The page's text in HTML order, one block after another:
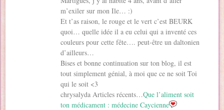
m’exiler sur mon Ile… :)
Et t’as raison, le rouge et le vert c’est BEURK
quoi… quelle idée il a eu celui qui a inventé ces
couleurs pour cette fête…. peut-être un daltonien
d’ailleurs…
Bises et bonne continuation sur ton blog, il est
tout simplement génial, à moi que ce ne soit Toi
qui le soit <3
chrysalyda Articles récents…Que l’aliment soit
ton médicament : médecine Caycienne